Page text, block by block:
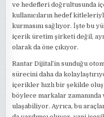
ve hedefleri doğrultusunda
kullanıcıların hedef
kurmasını sağlıyor. İşte bu
içerik üretim şirketi değil,
olarak da öne çıkıyor.
Rantar Dijital’in sunduğu
sürecini daha da
içerikler hızlı bir şekilde
böylece markalar
ulaşabiliyor. Ayrıca, bu